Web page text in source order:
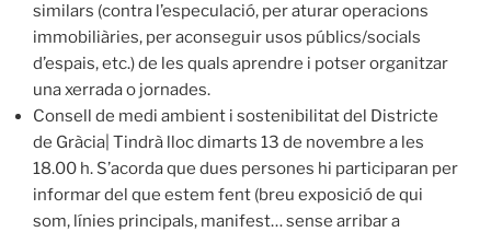
similars (contra l’especulació, per aturar operacions
immobiliàries, per aconseguir usos públics/socials
d’espais, etc.) de les quals aprendre i potser organitzar
una xerrada o jornades.
Consell de medi ambient i sostenibilitat del Districte
de Gràcia| Tindrà lloc dimarts 13 de novembre a les
18.00 h. S’acorda que dues persones hi participaran per
informar del que estem fent (breu exposició de qui
som, línies principals, manifest… sense arribar a